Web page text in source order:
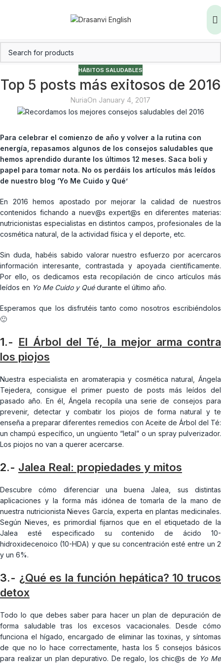
HÁBITOS SALUDABLES
Top 5 posts más exitosos de 2016
NuriaOn January 4, 2017
Para celebrar el comienzo de año y volver a la rutina con
energía, repasamos algunos de los consejos saludables que
hemos aprendido durante los últimos 12 meses. Saca boli y
papel para tomar nota. No os perdáis los artículos más leídos
de nuestro blog ‘Yo Me Cuido y Qué’
En 2016 hemos apostado por mejorar la calidad de nuestros
contenidos fichando a nuev@s expert@s en diferentes materias:
nutricionistas especialistas en distintos campos, profesionales de la
cosmética natural, de la actividad física y el deporte, etc.
Sin duda, habéis sabido valorar nuestro esfuerzo por acercaros
información interesante, contrastada y apoyada científicamente.
Por ello, os dedicamos esta recopilación de cinco artículos más
leídos en Yo Me Cuido y Quédurante el último año.
Esperamos que los disfrutéis tanto como nosotros escribiéndolos
🙂
1.- El Árbol del Té, la mejor arma contra
los piojos
Nuestra especialista en aromaterapia y cosmética natural, Ángela
Tejedera, consigue el primer puesto de posts más leídos del
pasado año. En él, Ángela recopila una serie de consejos para
prevenir, detectar y combatir los piojos de forma natural y te
enseña a preparar diferentes remedios con Aceite de Árbol del Té:
un champú específico, un ungüento “letal” o un spray pulverizador.
Los piojos no van a querer acercarse.
2.- Jalea Real: propiedades y mitos
Descubre cómo diferenciar una buena Jalea, sus distintas
aplicaciones y la forma más idónea de tomarla de la mano de
nuestra nutricionista Nieves García, experta en plantas medicinales.
Según Nieves, es primordial fijarnos que en el etiquetado de la
Jalea esté especificado su contenido de ácido 10-
hidroxidecenoico (10-HDA) y que su concentración esté entre un 2
y un 6%.
3.- ¿Qué es la función hepática? 10 trucos
detox
Todo lo que debes saber para hacer un plan de depuración de
forma saludable tras los excesos vacacionales. Desde cómo
funciona el hígado, encargado de eliminar las toxinas, y síntomas
de que no lo hace correctamente, hasta los 5 consejos básicos
para realizar un plan depurativo. De regalo, los chic@s de Yo Me